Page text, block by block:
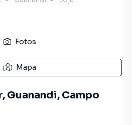
Fotos
Mapa
Guanandi, Campo